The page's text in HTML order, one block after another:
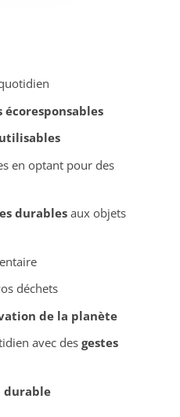
en optant pour des
durablesaux objets
déchets
de la planète
avec des gestes
durable